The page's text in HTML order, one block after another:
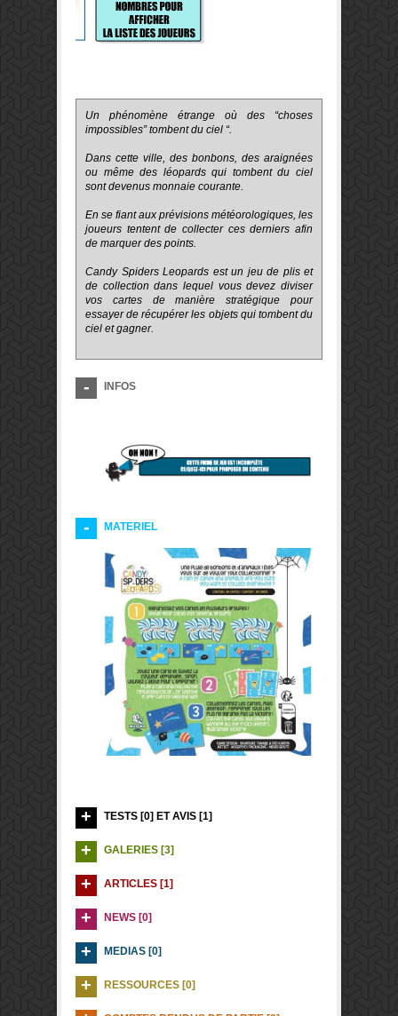
Un phénomène étrange où des “choses
impossibles” tombent du ciel “.
Dans cette ville, des bonbons, des araignées
ou même des léopards qui tombent du ciel
sont devenus monnaie courante.
En se fiant aux prévisions météorologiques, les
joueurs tentent de collecter ces derniers afin
de marquer des points.
Candy Spiders Leopards est un jeu de plis et
de collection dans lequel vous devez diviser
vos cartes de manière stratégique pour
essayer de récupérer les objets qui tombent du
ciel et gagner.
INFOS
MATERIEL
TESTS [0] ET AVIS [1]
GALERIES [3]
ARTICLES [1]
NEWS [0]
MEDIAS [0]
RESSOURCES [0]